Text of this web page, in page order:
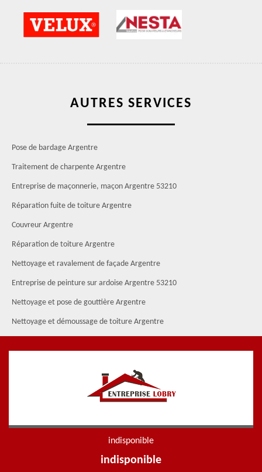
AUTRES SERVICES
Pose de bardage Argentre
Traitement de charpente Argentre
Entreprise de maçonnerie, maçon Argentre 53210
Réparation fuite de toiture Argentre
Couvreur Argentre
Réparation de toiture Argentre
Nettoyage et ravalement de façade Argentre
Entreprise de peinture sur ardoise Argentre 53210
Nettoyage et pose de gouttière Argentre
Nettoyage et démoussage de toiture Argentre
indisponible
indisponible